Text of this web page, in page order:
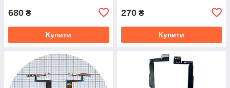
680 ₴
Купити
270 ₴
Купити